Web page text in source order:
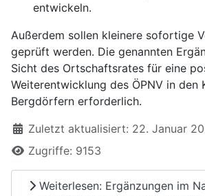
entwickeln.
Außerdem sollen kleinere sofortige
geprüft werden. Die genannten
Sicht des Ortschaftsrates für eine
Weiterentwicklung des ÖPNV in den
Bergdörfern erforderlich.
Zuletzt aktualisiert: 22. Januar
Zugriffe: 9153
Weiterlesen: Ergänzungen im